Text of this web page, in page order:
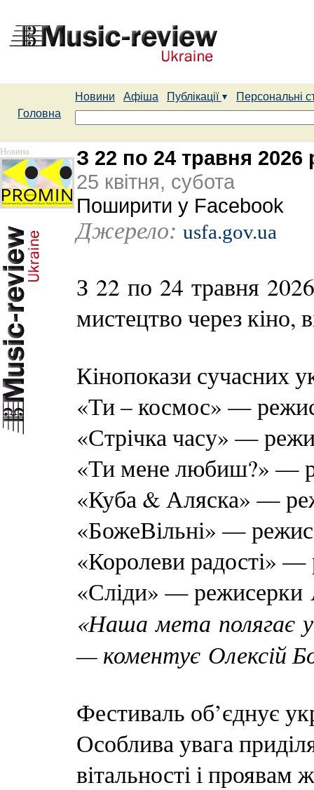
Новини Афіша Публікації
Персональні
Головна
Новина
З 22 по 24 травня 2026
25 квітня, субота
Поширити у Facebook
Джерело: usfa.gov.ua
З 22 по 24 травня
мистецтво через кіно,
Кінопокази сучасних
«Ти – космос» —
«Стрічка часу» —
«Ти мене любиш?» —
«Куба & Аляска» —
«БожеВільні» —
«Королеви радості» —
«Сліди» — режисерки
«Наша мета полягає у
— коментує Олексій
Фестиваль об’єднує
Особлива увага
вітальності і